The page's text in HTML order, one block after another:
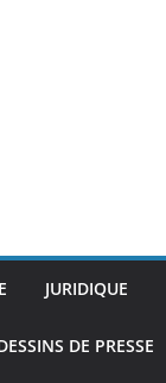
JURIDIQUE
DE PRESSE